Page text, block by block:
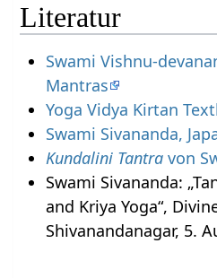
Literatur
Swami Vishnu-
Mantras
Yoga Vidya Kirtan
Swami Sivananda,
Kundalini Tantravon
Swami Sivananda:
and Kriya Yoga“,
Shivanandanagar, 5.